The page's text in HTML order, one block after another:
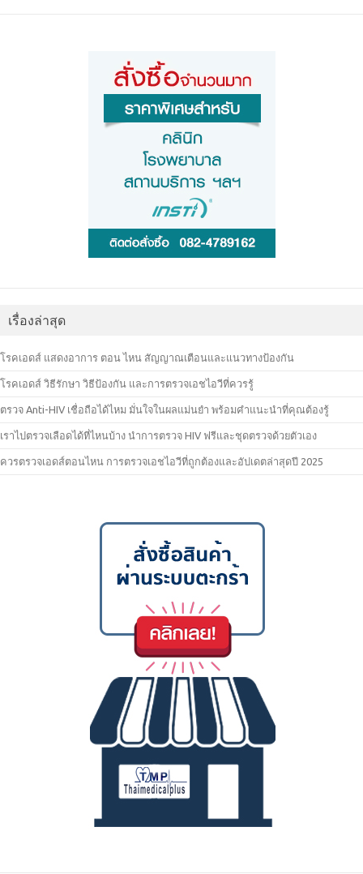
เรื่องล่าสุด
โรคเอดส์ แสดงอาการ ตอน ไหน สัญญาณเตือนและแนวทางป้องกัน
โรคเอดส์ วิธีรักษา วิธีป้องกัน และการตรวจเอชไอวีที่ควรรู้
ตรวจ Anti-HIV เชื่อถือได้ไหม มั่นใจในผลแม่นยำ พร้อมคำแนะนำที่คุณต้องรู้
เราไปตรวจเลือดได้ที่ไหนบ้าง นำการตรวจ HIV ฟรีและชุดตรวจด้วยตัวเอง
ควรตรวจเอดส์ตอนไหน การตรวจเอชไอวีที่ถูกต้องและอัปเดตล่าสุดปี 2025